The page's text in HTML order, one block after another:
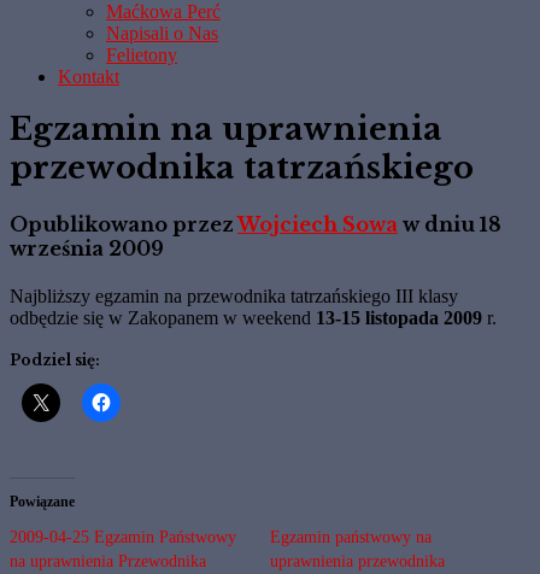
Maćkowa Perć
Napisali o Nas
Felietony
Kontakt
Egzamin na uprawnienia
przewodnika tatrzańskiego
Opublikowano przezWojciech Sowa w dniu 18
września 2009
Najbliższy egzamin na przewodnika tatrzańskiego III klasy
odbędzie się w Zakopanem w weekend 13-15 listopada 2009 r.
Podziel się:
Powiązane
2009-04-25 Egzamin Państwowy
na uprawnienia Przewodnika
Egzamin państwowy na
uprawnienia przewodnika